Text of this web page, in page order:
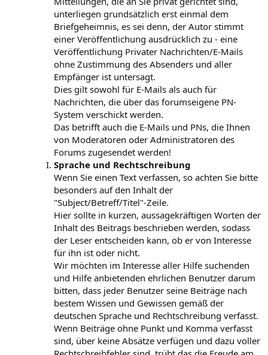
unterliegen grundsätzlich erst einmal dem
Briefgeheimnis, es sei denn, der Autor stimmt
einer Veröffentlichung ausdrücklich zu - eine
Veröffentlichung Privater Nachrichten/E-Mails
ohne Zustimmung des Absenders und aller
Empfänger ist untersagt.
Dies gilt sowohl für E-Mails als auch für
Nachrichten, die über das forumseigene PN-
System verschickt werden.
Das betrifft auch die E-Mails und PNs, die Ihnen
von Moderatoren oder Administratoren des
Forums zugesendet werden!
Sprache und Rechtschreibung
Wenn Sie einen Text verfassen, so achten Sie bitte
besonders auf den Inhalt der
"Subject/Betreff/Titel"-Zeile.
Hier sollte in kurzen, aussagekräftigen Worten der
Inhalt des Beitrags beschrieben werden, sodass
der Leser entscheiden kann, ob er von Interesse
für ihn ist oder nicht.
Wir möchten im Interesse aller Hilfe suchenden
und Hilfe anbietenden ehrlichen Benutzer darum
bitten, dass jeder Benutzer seine Beiträge nach
bestem Wissen und Gewissen gemäß der
deutschen Sprache und Rechtschreibung verfasst.
Wenn Beiträge ohne Punkt und Komma verfasst
sind, über keine Absätze verfügen und dazu voller